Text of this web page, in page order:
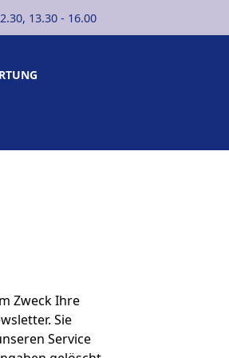
13.30 - 16.00
Zweck Ihre
Sie
Service